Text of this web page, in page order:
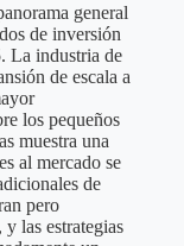
general
de inversión
La industria de
de escala a
los pequeños
muestra una
al mercado se
de
pero
y las estrategias